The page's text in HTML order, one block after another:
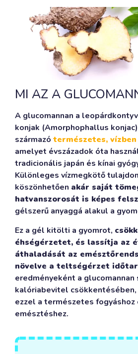
MI AZ A
A glucomannan a
konjak (Amorphophallus
származó természetes,
amelyet évszázadok óta
tradicionális japán és kínai
Különleges vízmegkötő
köszönhetően akár saját
hatvanszorosát is képes
gélszerű anyaggá alakul a
Ez a gél kitölti a gyomrot,
éhségérzetet, és lassítja az
áthaladását az
növelve a teltségérzet
eredményeként a
kalóriabevitel csökkentésében,
ezzel a természetes fogyáshoz
emésztéshez.